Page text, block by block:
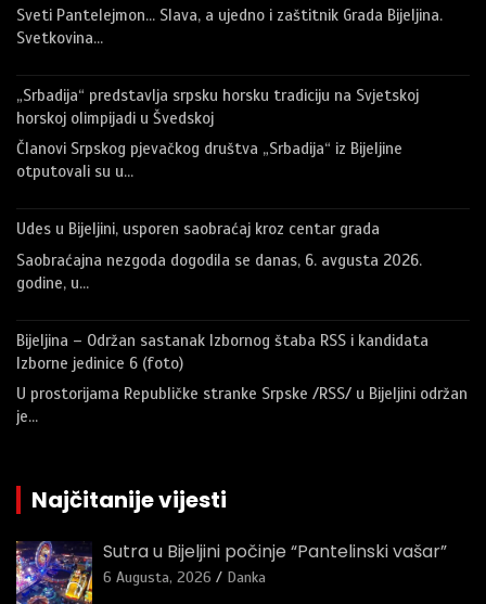
Sveti Pantelejmon… Slava, a ujedno i zaštitnik Grada Bijeljina.
Svetkovina…
„Srbadija“ predstavlja srpsku horsku tradiciju na Svjetskoj
horskoj olimpijadi u Švedskoj
Članovi Srpskog pjevačkog društva „Srbadija“ iz Bijeljine
otputovali su u…
Udes u Bijeljini, usporen saobraćaj kroz centar grada
Saobraćajna nezgoda dogodila se danas, 6. avgusta 2026.
godine, u…
Bijeljina – Održan sastanak Izbornog štaba RSS i kandidata
Izborne jedinice 6 (foto)
U prostorijama Republičke stranke Srpske /RSS/ u Bijeljini održan
je…
Najčitanije vijesti
Sutra u Bijeljini počinje “Pantelinski vašar”
6 Augusta, 2026 Danka